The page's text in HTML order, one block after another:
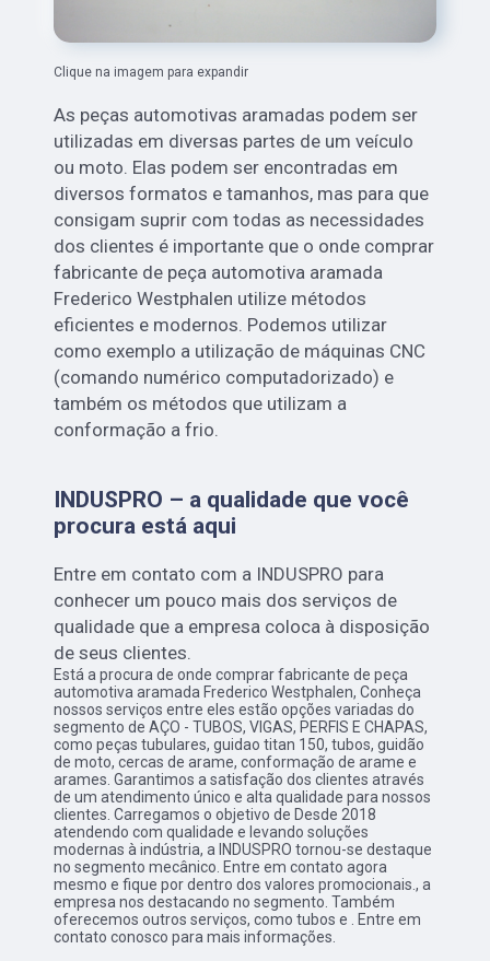
Clique na imagem para expandir
As peças automotivas aramadas podem ser
utilizadas em diversas partes de um veículo
ou moto. Elas podem ser encontradas em
diversos formatos e tamanhos, mas para que
consigam suprir com todas as necessidades
dos clientes é importante que o onde comprar
fabricante de peça automotiva aramada
Frederico Westphalen utilize métodos
eficientes e modernos. Podemos utilizar
como exemplo a utilização de máquinas CNC
(comando numérico computadorizado) e
também os métodos que utilizam a
conformação a frio.
INDUSPRO – a qualidade que você
procura está aqui
Entre em contato com a INDUSPRO para
conhecer um pouco mais dos serviços de
qualidade que a empresa coloca à disposição
de seus clientes.
Está a procura de onde comprar fabricante de peça
automotiva aramada Frederico Westphalen, Conheça
nossos serviços entre eles estão opções variadas do
segmento de AÇO - TUBOS, VIGAS, PERFIS E CHAPAS,
como peças tubulares, guidao titan 150, tubos, guidão
de moto, cercas de arame, conformação de arame e
arames. Garantimos a satisfação dos clientes através
de um atendimento único e alta qualidade para nossos
clientes. Carregamos o objetivo de Desde 2018
atendendo com qualidade e levando soluções
modernas à indústria, a INDUSPRO tornou-se destaque
no segmento mecânico. Entre em contato agora
mesmo e fique por dentro dos valores promocionais., a
empresa nos destacando no segmento. Também
oferecemos outros serviços, como tubos e . Entre em
contato conosco para mais informações.